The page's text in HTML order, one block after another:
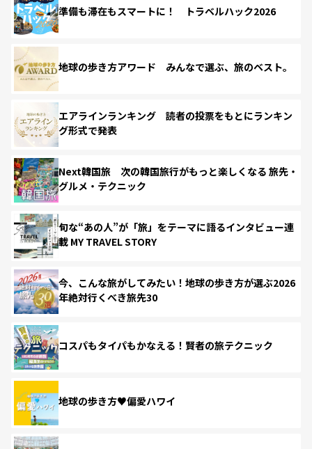
準備も滞在もスマートに！ トラベルハック2026
地球の歩き方アワード みんなで選ぶ、旅のベスト。
エアラインランキング 読者の投票をもとにランキン
グ形式で発表
Next韓国旅 次の韓国旅行がもっと楽しくなる 旅先・
グルメ・テクニック
旬な“あの人”が「旅」をテーマに語るインタビュー連
載 MY TRAVEL STORY
今、こんな旅がしてみたい！地球の歩き方が選ぶ2026
年絶対行くべき旅先30
コスパもタイパもかなえる！賢者の旅テクニック
地球の歩き方♥偏愛ハワイ